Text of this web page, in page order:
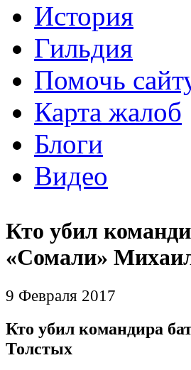
История
Гильдия
Помочь
Карта жалоб
Блоги
Видео
Кто убил
«Сомали»
9 Февраля 2017
Кто убил командира
Толстых